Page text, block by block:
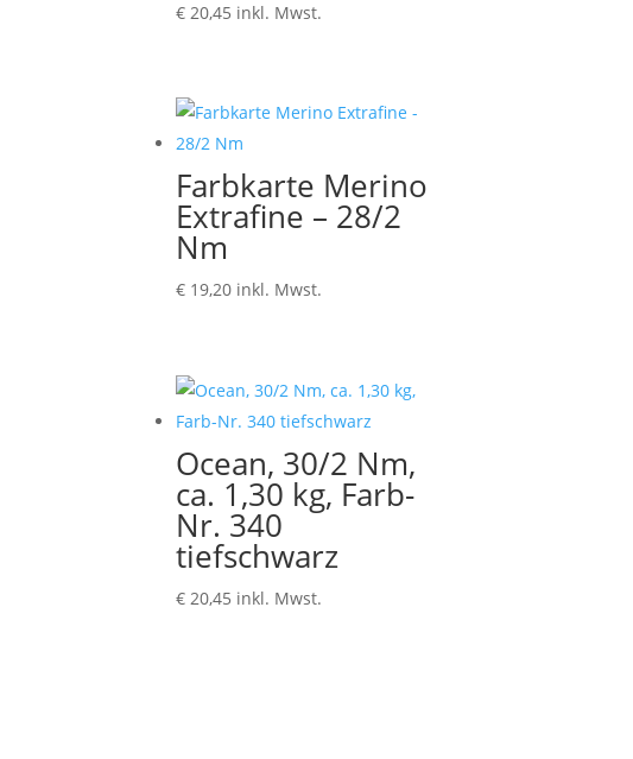
€ 20,45 inkl. Mwst.
Farbkarte Merino
Extrafine – 28/2
Nm
€ 19,20 inkl. Mwst.
Ocean, 30/2 Nm,
ca. 1,30 kg, Farb-
Nr. 340
tiefschwarz
€ 20,45 inkl. Mwst.